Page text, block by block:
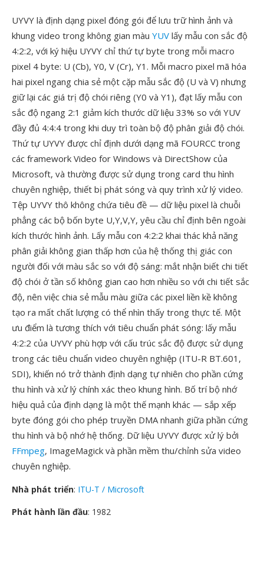
UYVY là định dạng pixel đóng gói để lưu trữ hình ảnh và
khung video trong không gian màu YUV lấy mẫu con sắc độ
4:2:2, với ký hiệu UYVY chỉ thứ tự byte trong mỗi macro
pixel 4 byte: U (Cb), Y0, V (Cr), Y1. Mỗi macro pixel mã hóa
hai pixel ngang chia sẻ một cặp mẫu sắc độ (U và V) nhưng
giữ lại các giá trị độ chói riêng (Y0 và Y1), đạt lấy mẫu con
sắc độ ngang 2:1 giảm kích thước dữ liệu 33% so với YUV
đầy đủ 4:4:4 trong khi duy trì toàn bộ độ phân giải độ chói.
Thứ tự UYVY được chỉ định dưới dạng mã FOURCC trong
các framework Video for Windows và DirectShow của
Microsoft, và thường được sử dụng trong card thu hình
chuyên nghiệp, thiết bị phát sóng và quy trình xử lý video.
Tệp UYVY thô không chứa tiêu đề — dữ liệu pixel là chuỗi
phẳng các bộ bốn byte U,Y,V,Y, yêu cầu chỉ định bên ngoài
kích thước hình ảnh. Lấy mẫu con 4:2:2 khai thác khả năng
phân giải không gian thấp hơn của hệ thống thị giác con
người đối với màu sắc so với độ sáng: mắt nhận biết chi tiết
độ chói ở tần số không gian cao hơn nhiều so với chi tiết sắc
độ, nên việc chia sẻ mẫu màu giữa các pixel liền kề không
tạo ra mất chất lượng có thể nhìn thấy trong thực tế. Một
ưu điểm là tương thích với tiêu chuẩn phát sóng: lấy mẫu
4:2:2 của UYVY phù hợp với cấu trúc sắc độ được sử dụng
trong các tiêu chuẩn video chuyên nghiệp (ITU-R BT.601,
SDI), khiến nó trở thành định dạng tự nhiên cho phần cứng
thu hình và xử lý chính xác theo khung hình. Bố trí bộ nhớ
hiệu quả của định dạng là một thế mạnh khác — sắp xếp
byte đóng gói cho phép truyền DMA nhanh giữa phần cứng
thu hình và bộ nhớ hệ thống. Dữ liệu UYVY được xử lý bởi
FFmpeg, ImageMagick và phần mềm thu/chỉnh sửa video
chuyên nghiệp.
Nhà phát triển: ITU-T / Microsoft
Phát hành lần đầu: 1982